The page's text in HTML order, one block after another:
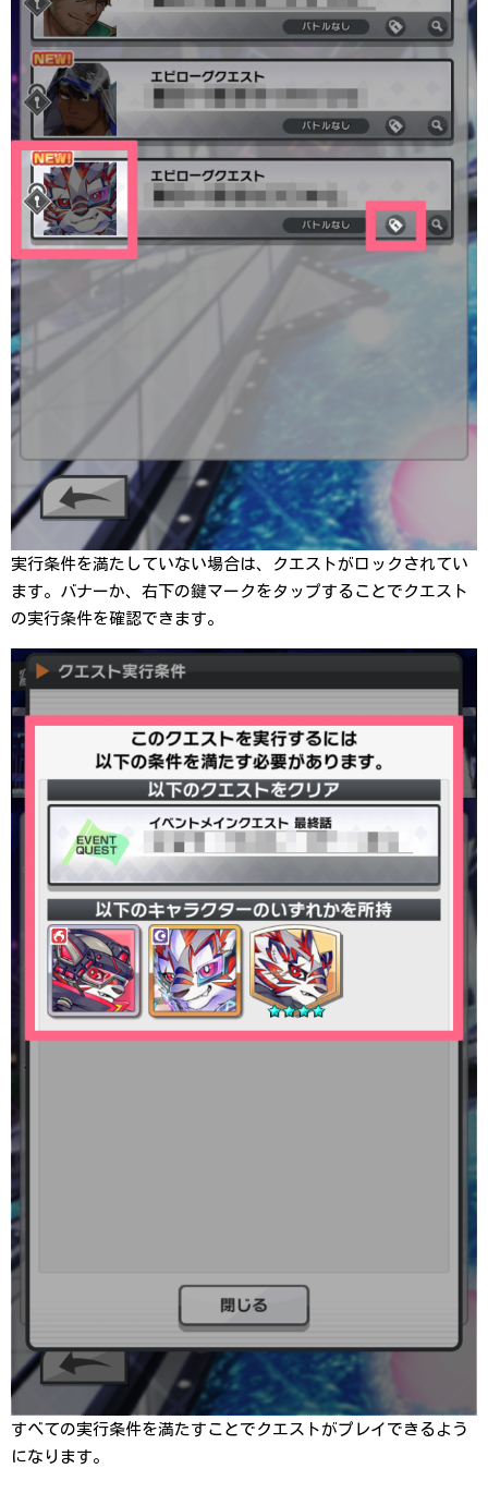
実行条件を満たしていない場合は、クエストがロックされてい
ます。バナーか、右下の鍵マークをタップすることでクエスト
の実行条件を確認できます。
すべての実行条件を満たすことでクエストがプレイできるよう
になります。